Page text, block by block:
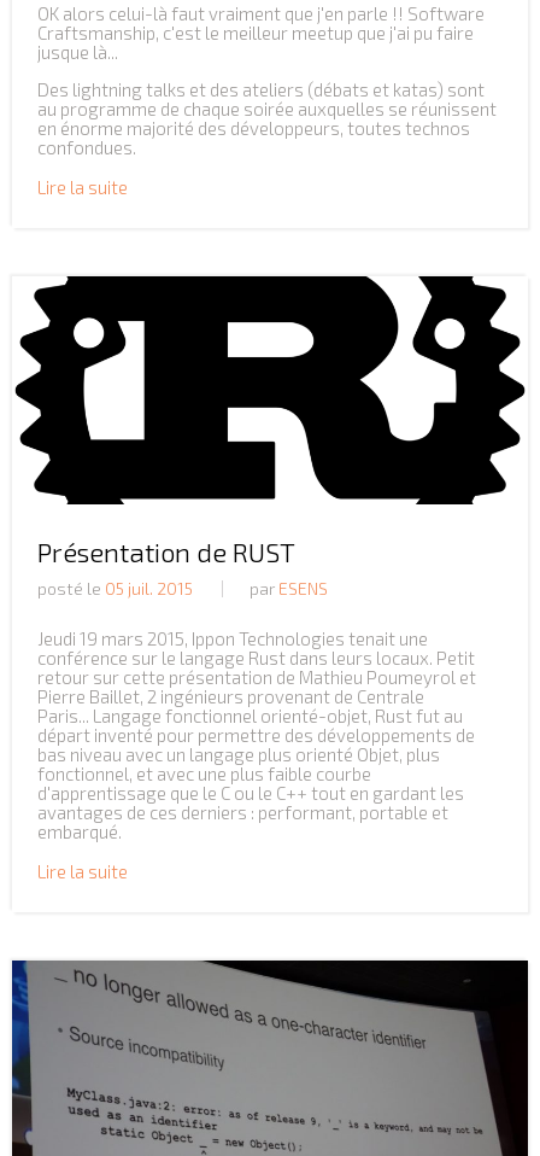
OK alors celui-là faut vraiment que j'en parle !! Software
Craftsmanship, c'est le meilleur meetup que j'ai pu faire
jusque là...
Des lightning talks et des ateliers (débats et katas) sont
au programme de chaque soirée auxquelles se réunissent
en énorme majorité des développeurs, toutes technos
confondues.
Lire la suite
Présentation de RUST
posté le 05 juil. 2015 par ESENS
Jeudi 19 mars 2015, Ippon Technologies tenait une
conférence sur le langage Rust dans leurs locaux. Petit
retour sur cette présentation de Mathieu Poumeyrol et
Pierre Baillet, 2 ingénieurs provenant de Centrale
Paris... Langage fonctionnel orienté-objet, Rust fut au
départ inventé pour permettre des développements de
bas niveau avec un langage plus orienté Objet, plus
fonctionnel, et avec une plus faible courbe
d'apprentissage que le C ou le C++ tout en gardant les
avantages de ces derniers : performant, portable et
embarqué.
Lire la suite